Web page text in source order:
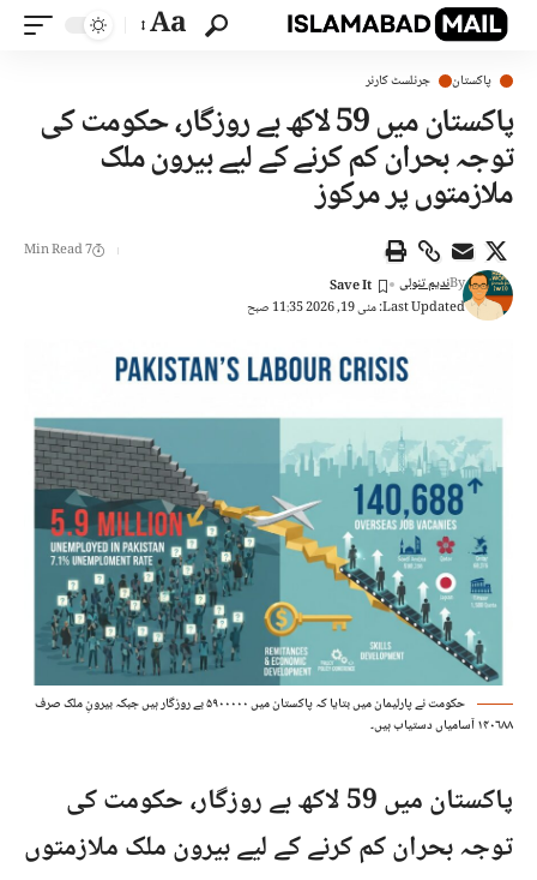
Aa
پاکستان جرنلسٹ کارنر
پاکستان میں 59 لاکھ بے روزگار، حکومت کی
توجہ بحران کم کرنے کے لیے بیرون ملک
ملازمتوں پر مرکوز
Last Updated: مئی 19, 2026 11:35 صبح
Byندیم تنولی
7 Min Read
حکومت نے پارلیمان میں بتایا کہ پاکستان میں ۵۹۰۰۰۰۰ بے روزگار ہیں جبکہ بیرونِ ملک صرف
۱۴۰۶۸۸ آسامیاں دستیاب ہیں۔
پاکستان میں 59 لاکھ بے روزگار، حکومت کی
توجہ بحران کم کرنے کے لیے بیرون ملک ملازمتوں